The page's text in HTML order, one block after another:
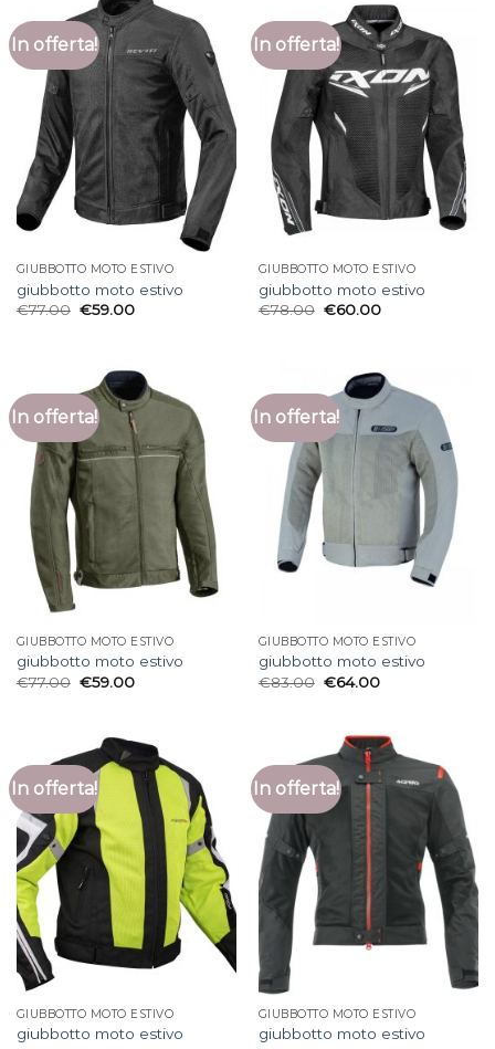
In offerta!
GIUBBOTTO MOTO ESTIVO
giubbotto moto estivo
€77.00 €59.00
In offerta!
GIUBBOTTO MOTO ESTIVO
giubbotto moto estivo
€78.00 €60.00
In offerta!
GIUBBOTTO MOTO ESTIVO
giubbotto moto estivo
€77.00 €59.00
In offerta!
GIUBBOTTO MOTO ESTIVO
giubbotto moto estivo
€83.00 €64.00
In offerta!
GIUBBOTTO MOTO ESTIVO
giubbotto moto estivo
In offerta!
GIUBBOTTO MOTO ESTIVO
giubbotto moto estivo